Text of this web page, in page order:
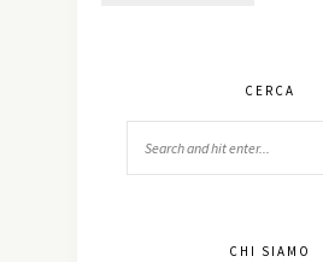
CERCA
CHI SIAMO